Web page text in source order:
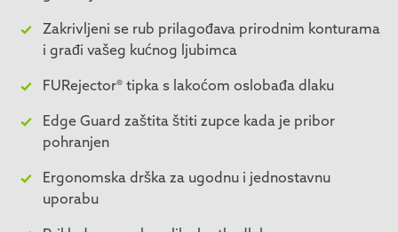
Zakrivljeni se rub prilagođava prirodnim konturama
i građi vašeg kućnog ljubimca
FURejector® tipka s lakoćom oslobađa dlaku
Edge Guard zaštita štiti zupce kada je pribor
pohranjen
Ergonomska drška za ugodnu i jednostavnu
uporabu